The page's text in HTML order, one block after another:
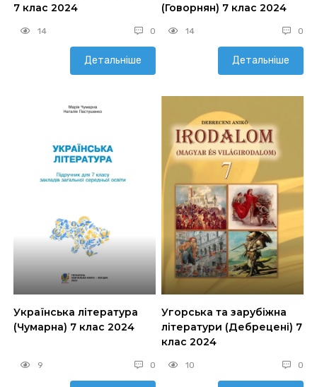
7 клас 2024
14 0
Детальніше
(Говорнян) 7 клас 2024
14 0
Детальніше
Українська література
(Чумарна) 7 клас 2024
9 0
Угорська та зарубіжна
літератури (Дебрецені) 7
клас 2024
10 0